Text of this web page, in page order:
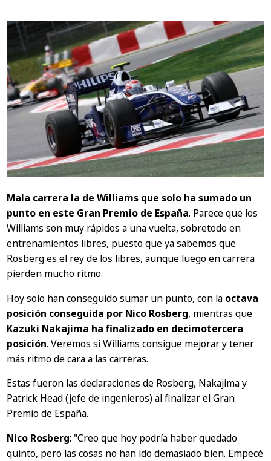
Mala carrera la de Williams que solo ha sumado un
punto en este Gran Premio de España. Parece que los
Williams son muy rápidos a una vuelta, sobretodo en
entrenamientos libres, puesto que ya sabemos que
Rosberg es el rey de los libres, aunque luego en carrera
pierden mucho ritmo.
Hoy solo han conseguido sumar un punto, con la octava
posición conseguida por Nico Rosberg, mientras que
Kazuki Nakajima ha finalizado en decimotercera
posición. Veremos si Williams consigue mejorar y tener
más ritmo de cara a las carreras.
Estas fueron las declaraciones de Rosberg, Nakajima y
Patrick Head (jefe de ingenieros) al finalizar el Gran
Premio de España.
Nico Rosberg: "Creo que hoy podría haber quedado
quinto, pero las cosas no han ido demasiado bien. Empecé